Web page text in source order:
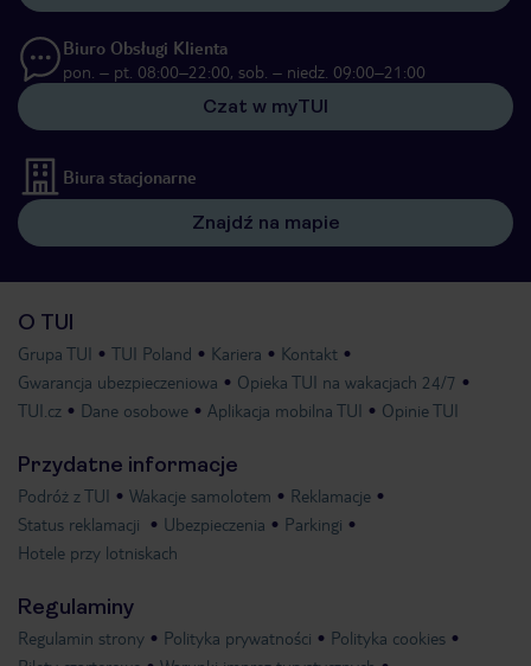
Biuro Obsługi Klienta
pon. – pt. 08:00–22:00, sob. – niedz. 09:00–21:00
Czat w myTUI
Biura stacjonarne
Znajdź na mapie
O TUI
Grupa TUI TUI Poland Kariera
Kontakt
Gwarancja ubezpieczeniowa
Opieka TUI na wakacjach 24/7
TUI.cz
Dane osobowe Aplikacja mobilna TUI Opinie TUI
Przydatne informacje
Podróż z TUI Wakacje samolotem
Reklamacje
Status reklamacji
Ubezpieczenia
Parkingi
Hotele przy lotniskach
Regulaminy
Regulamin strony Polityka prywatności
Polityka cookies